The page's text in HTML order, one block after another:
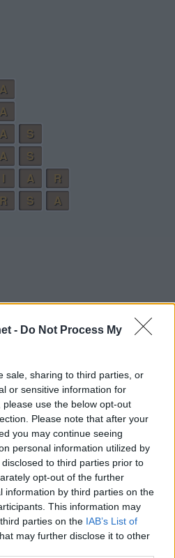
- Do Not Process My
sale, sharing to third parties, or
or sensitive information for
use the below opt-out
Please note that after your
you may continue seeing
personal information utilized by
to third parties prior to
opt-out of the further
information by third parties on the
This information may
parties on the IAB’s List of
may further disclose it to other
A
A
A
S
A
S
A
R
R S
A